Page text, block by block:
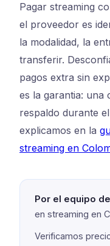
Pagar streaming
el proveedor es
la modalidad, la
transferir.
pagos extra sin
es la garantia: una
respaldo durante
explicamos en la
streaming en
Por el equipo
en streaming en
Verificamos